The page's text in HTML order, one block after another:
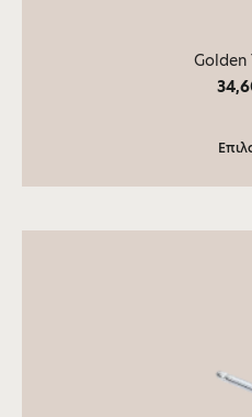
Golden